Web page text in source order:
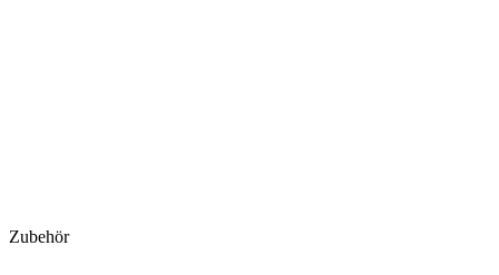
Zubehör